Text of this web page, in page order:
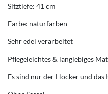
Sitztiefe: 41 cm
Farbe: naturfarben
Sehr edel verarbeitet
Pflegeleichtes & langlebiges
Es sind nur der Hocker und